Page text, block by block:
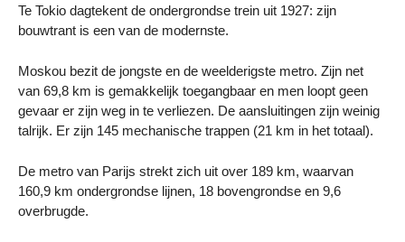
Te Tokio dagtekent de ondergrondse trein uit 1927: zijn
bouwtrant is een van de modernste.
Moskou bezit de jongste en de weelderigste metro. Zijn net
van 69,8 km is gemakkelijk toegangbaar en men loopt geen
gevaar er zijn weg in te verliezen. De aansluitingen zijn weinig
talrijk. Er zijn 145 mechanische trappen (21 km in het totaal).
De metro van Parijs strekt zich uit over 189 km, waarvan
160,9 km ondergrondse lijnen, 18 bovengrondse en 9,6
overbrugde.